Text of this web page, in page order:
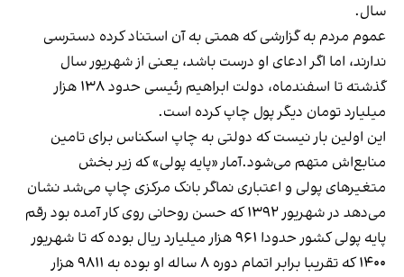
سال.
عموم مردم به گزارشی که همتی به آن استناد کرده دسترسی
ندارند، اما اگر ادعای او درست باشد، یعنی از شهریور سال
گذشته تا اسفند‌ماه، دولت ابراهیم رئیسی حدود ۱۳۸ هزار
میلیارد تومان دیگر پول چاپ کرده است.
این اولین بار نیست که دولتی به چاپ اسکناس برای تامین
منابع‌‌اش متهم می‌شود.آمار «پایه پولی» که زیر بخش
متغیرهای پولی و اعتباری نماگر بانک مرکزی چاپ می‌شد نشان
می‌دهد در شهریور ۱۳۹۲ که حسن روحانی روی کار آمده بود رقم
پایه پولی کشور حدودا ۹۶۱ هزار میلیارد ریال بوده که تا شهریور
۱۴۰۰ که تقریبا برابر اتمام دوره ۸ ساله‌ او بوده به ۹۸۱۱ هزار